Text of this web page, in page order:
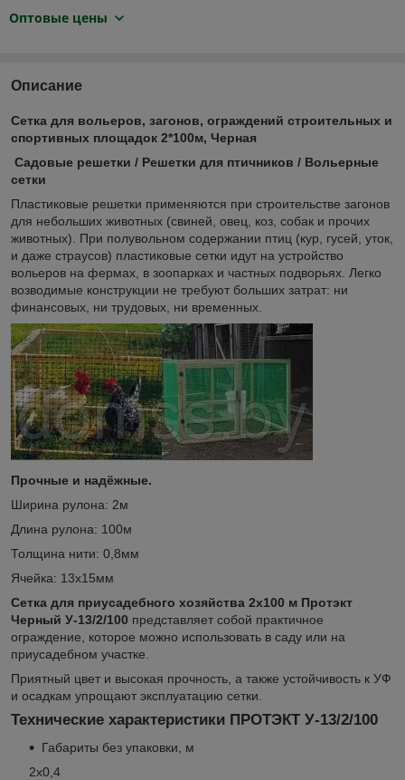
Оптовые цены
Описание
Сетка для вольеров, загонов, ограждений строительных и
спортивных площадок 2*100м, Черная
Садовые решетки / Решетки для птичников / Вольерные
сетки
Пластиковые решетки применяются при строительстве загонов
для небольших животных (свиней, овец, коз, собак и прочих
животных). При полувольном содержании птиц (кур, гусей, уток,
и даже страусов) пластиковые сетки идут на устройство
вольеров на фермах, в зоопарках и частных подворьях. Легко
возводимые конструкции не требуют больших затрат: ни
финансовых, ни трудовых, ни временных.
Прочные и надёжные.
Ширина рулона: 2м
Длина рулона: 100м
Толщина нити: 0,8мм
Ячейка: 13х15мм
Сетка для приусадебного хозяйства 2х100 м Протэкт
Черный У-13/2/100 представляет собой практичное
ограждение, которое можно использовать в саду или на
приусадебном участке.
Приятный цвет и высокая прочность, а также устойчивость к УФ
и осадкам упрощают эксплуатацию сетки.
Технические характеристики ПРОТЭКТ У-13/2/100
Габариты без упаковки, м
2х0,4